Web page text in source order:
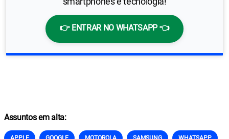
👉 ENTRAR NO WHATSAPP 👈
Assuntos em alta: